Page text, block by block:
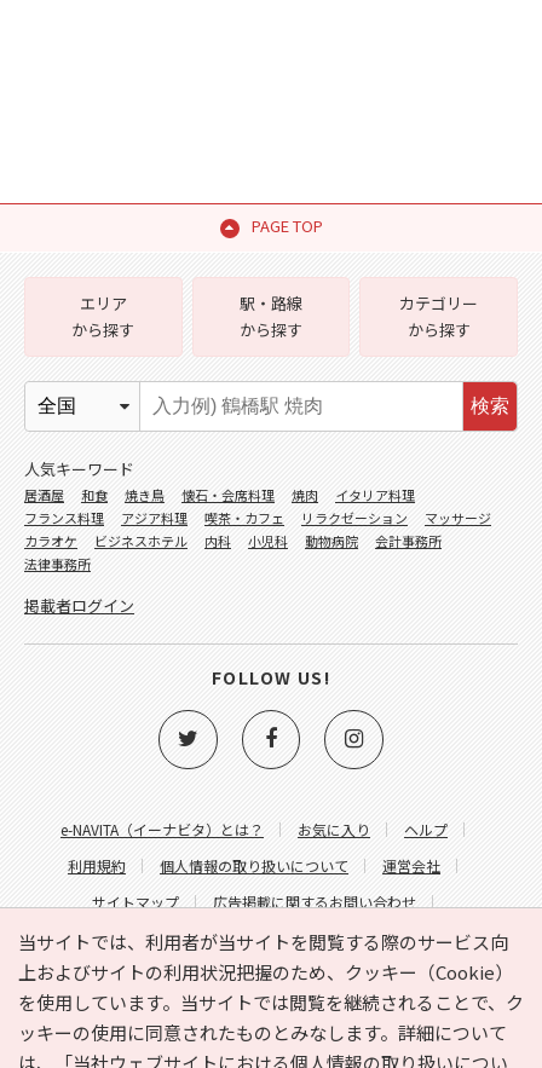
PAGE TOP
当サイトでは、利用者が当サイトを閲覧する際のサービス向
上およびサイトの利用状況把握のため、クッキー（Cookie）
を使用しています。当サイトでは閲覧を継続されることで、ク
ッキーの使用に同意されたものとみなします。詳細について
は、
「当社ウェブサイトにおける個人情報の取り扱いについ
e-NAVITA（イーナビタ）とは？ お気に入り
ヘルプ
利用規約
個人情報の取り扱いについて
運営会社
サイトマップ
広告掲載に関するお問い合わせ
サイトの内容に関するお問い合わせ
エリア
から探す
駅・路線
から探す
カテゴリー
から探す
検索
人気キーワード
居酒屋 和食 焼き鳥 懐石・会席料理 焼肉
イタリア料理
フランス料理
アジア料理 喫茶・カフェ リラクゼーション
マッサージ
カラオケ
ビジネスホテル 内科 小児科 動物病院
会計事務所
法律事務所
掲載者ログイン
FOLLOW US!